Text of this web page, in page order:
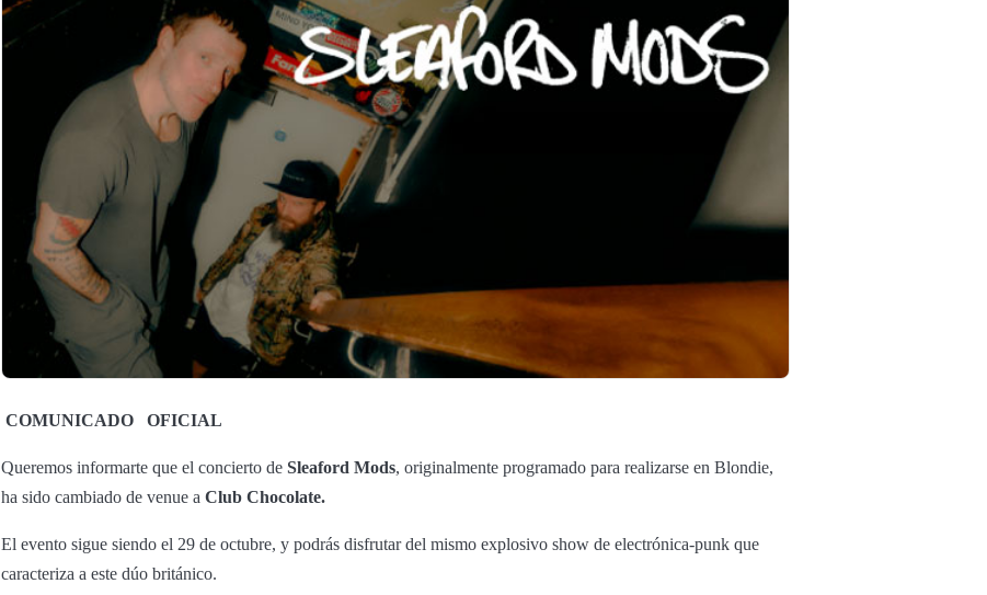
COMUNICADO OFICIAL
Queremos informarte que el concierto de Sleaford Mods, originalmente programado para realizarse en Blondie,
ha sido cambiado de venue a Club Chocolate.
El evento sigue siendo el 29 de octubre, y podrás disfrutar del mismo explosivo show de electrónica-punk que
caracteriza a este dúo británico.